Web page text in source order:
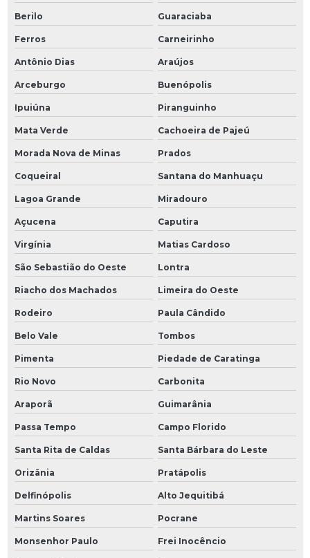
Berilo Guaraciaba
Ferros Carneirinho
Antônio Dias Araújos
Arceburgo Buenópolis
Ipuiúna Piranguinho
Mata Verde Cachoeira de Pajeú
Morada Nova de Minas Prados
Coqueiral Santana do Manhuaçu
Lagoa Grande Miradouro
Açucena Caputira
Virgínia Matias Cardoso
São Sebastião do Oeste Lontra
Riacho dos Machados Limeira do Oeste
Rodeiro Paula Cândido
Belo Vale Tombos
Pimenta Piedade de Caratinga
Rio Novo Carbonita
Araporã Guimarânia
Passa Tempo Campo Florido
Santa Rita de Caldas Santa Bárbara do Leste
Orizânia Pratápolis
Delfinópolis Alto Jequitibá
Martins Soares Pocrane
Monsenhor Paulo Frei Inocêncio